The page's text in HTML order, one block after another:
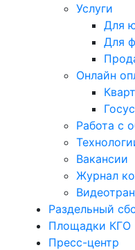
Услуги
Для
Для
Онлайн
Работа с
Вакансии
Журнал
Раздельный
Площадки КГО
Пресс-центр